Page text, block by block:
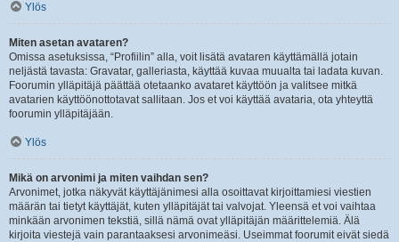
Ylös
Miten asetan avataren?
Omissa asetuksissa, “Profiilin” alla, voit lisätä avataren käyttämällä jotain
neljästä tavasta: Gravatar, galleriasta, käyttää kuvaa muualta tai ladata kuvan.
Foorumin ylläpitäjä päättää otetaanko avataret käyttöön ja valitsee mitkä
avatarien käyttöönottotavat sallitaan. Jos et voi käyttää avataria, ota yhteyttä
foorumin ylläpitäjään.
Ylös
Mikä on arvonimi ja miten vaihdan sen?
Arvonimet, jotka näkyvät käyttäjänimesi alla osoittavat kirjoittamiesi viestien
määrän tai tietyt käyttäjät, kuten ylläpitäjät tai valvojat. Yleensä et voi vaihtaa
minkään arvonimen tekstiä, sillä nämä ovat ylläpitäjän määrittelemiä. Älä
kirjoita viestejä vain parantaaksesi arvonimeäsi. Useimmat foorumit eivät siedä